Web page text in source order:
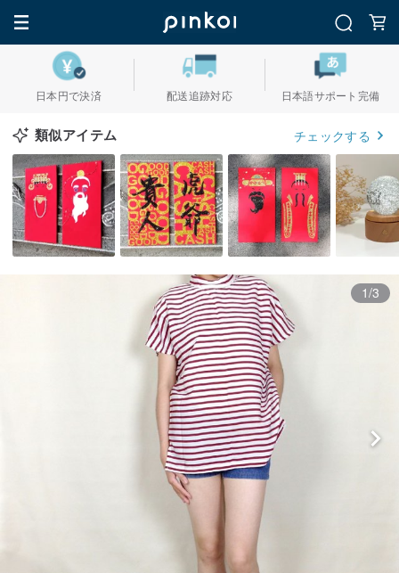
日本円で決済 配送追跡対応 日本語サポート完備
類似アイテム チェックする
1/3